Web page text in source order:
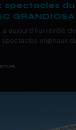
spectacles
GRANDIOSA
a aujourd’hui révélé
spectacles originaux